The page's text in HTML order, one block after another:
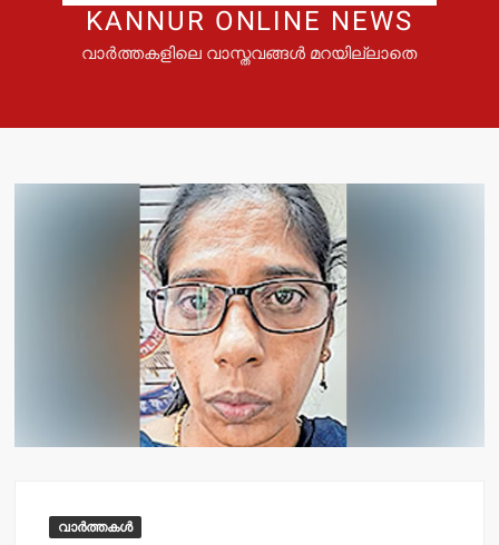
KANNUR ONLINE NEWS
വാർത്തകളിലെ വാസ്തവങ്ങൾ മറയില്ലാതെ
വാർത്തകൾ